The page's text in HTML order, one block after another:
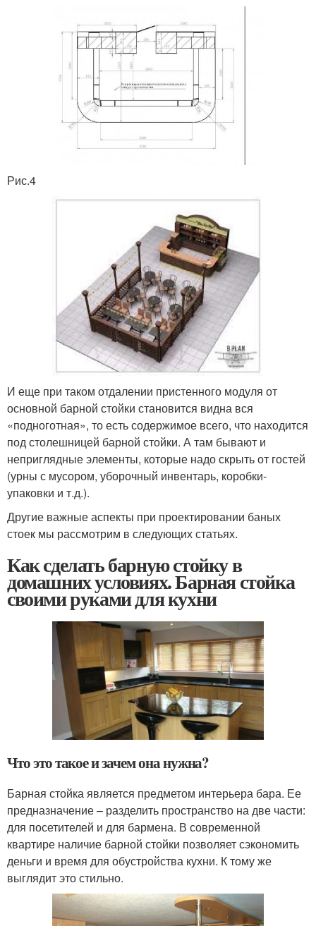
Рис.4
И еще при таком отдалении пристенного модуля от
основной барной стойки становится видна вся
«подноготная», то есть содержимое всего, что находится
под столешницей барной стойки. А там бывают и
неприглядные элементы, которые надо скрыть от гостей
(урны с мусором, уборочный инвентарь, коробки-
упаковки и т.д.).
Другие важные аспекты при проектировании баных
стоек мы рассмотрим в следующих статьях.
Как сделать барную стойку в
домашних условиях. Барная стойка
своими руками для кухни
Что это такое и зачем она нужна?
Барная стойка является предметом интерьера бара. Ее
предназначение – разделить пространство на две части:
для посетителей и для бармена. В современной
квартире наличие барной стойки позволяет сэкономить
деньги и время для обустройства кухни. К тому же
выглядит это стильно.